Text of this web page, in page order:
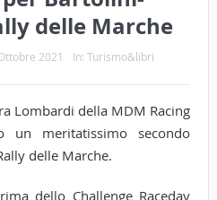
delle Marche
2021 In: Turismo&libri
Lombardi della MDM Racing
un meritatissimo secondo
delle Marche.
dello Challenge Raceday